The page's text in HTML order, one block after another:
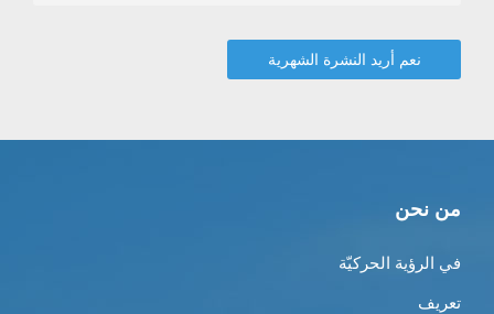
من نحن
في الرؤية الحركيّة
تعريف